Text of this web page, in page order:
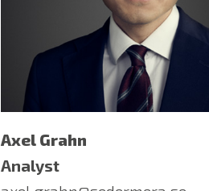
Axel Grahn
Analyst